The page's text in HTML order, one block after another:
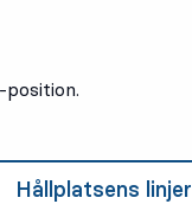
position.
Hållplatsens linjer